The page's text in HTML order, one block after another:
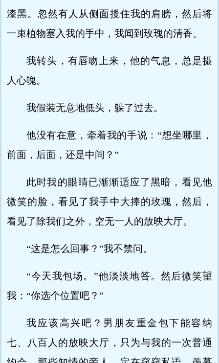
漆黑。忽然有人从侧面揽住我的肩膀，然后将
一束植物塞入我的手中，我闻到玫瑰的清香。
我转头，有唇吻上来，他的气息，总是摄
人心魄。
我假装无意地低头，躲了过去。
他没有在意，牵着我的手说：“想坐哪里，
前面，后面，还是中间？”
此时我的眼睛已渐渐适应了黑暗，看见他
微笑的脸，看见了我手中大捧的玫瑰，然后，
看见了除我们之外，空无一人的放映大厅。
“这是怎么回事？”我不禁问。
“今天我包场。”他淡淡地答。然后微笑望
我：“你选个位置吧？”
我应该高兴吧？男朋友重金包下能容纳
七、八百人的放映大厅，只为与我的一次普通